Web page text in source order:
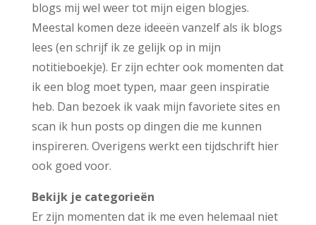
blogs mij wel weer tot mijn eigen blogjes.
Meestal komen deze ideeën vanzelf als ik blogs
lees (en schrijf ik ze gelijk op in mijn
notitieboekje). Er zijn echter ook momenten dat
ik een blog moet typen, maar geen inspiratie
heb. Dan bezoek ik vaak mijn favoriete sites en
scan ik hun posts op dingen die me kunnen
inspireren. Overigens werkt een tijdschrift hier
ook goed voor.
Bekijk je categorieën
Er zijn momenten dat ik me even helemaal niet